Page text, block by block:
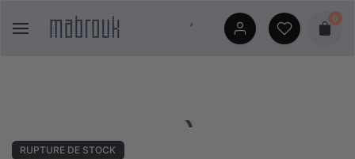
0
RUPTURE DE STOCK